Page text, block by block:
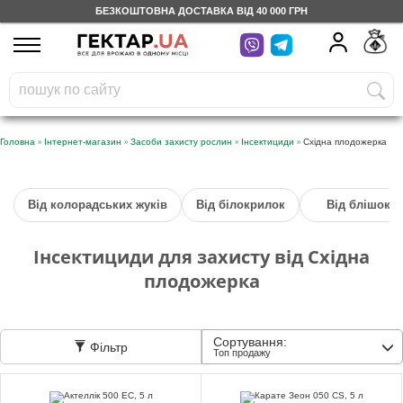
БЕЗКОШТОВНА ДОСТАВКА ВІД 40 000 ГРН
UA
На вашому
бонусному рахунку
грн
Безкоштовно по Україні
Категорії
Доставка
Головна » Інтернет-магазин » Засоби захисту рослин » Інсектициди » Східна плодожерка
Від колорадських жуків Від білокрилок Від блішок
Інсектициди для захисту від Східна
плодожерка
Фільтр Сортування:
Топ продажу